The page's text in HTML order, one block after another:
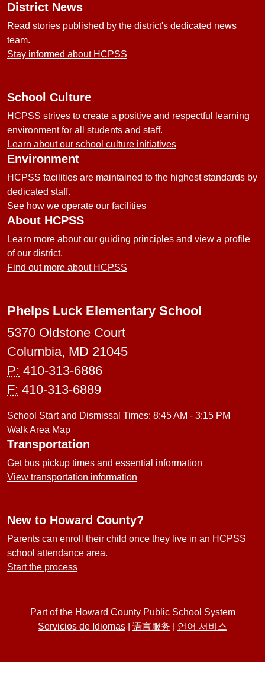
District News
Read stories published by the district's dedicated news
team.
Stay informed about HCPSS
School Culture
HCPSS strives to create a positive and respectful learning
environment for all students and staff.
Learn about our school culture initiatives
Environment
HCPSS facilities are maintained to the highest standards by
dedicated staff.
See how we operate our facilities
About HCPSS
Learn more about our guiding principles and view a profile
of our district.
Find out more about HCPSS
Phelps Luck Elementary School
5370 Oldstone Court
Columbia, MD 21045
P: 410-313-6886
F: 410-313-6889
School Start and Dismissal Times: 8:45 AM - 3:15 PM
Walk Area Map
Transportation
Get bus pickup times and essential information
View transportation information
New to Howard County?
Parents can enroll their child once they live in an HCPSS
school attendance area.
Start the process
Part of the Howard County Public School System
Servicios de Idiomas
语言服务 언어 서비스